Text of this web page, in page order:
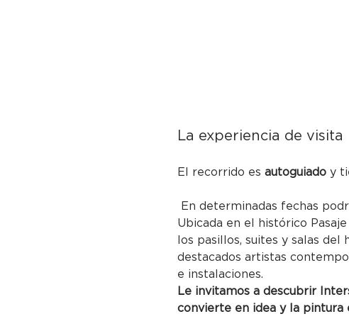
La experiencia de visita
El recorrido es autoguiado y
En determinadas fechas
Ubicada en el histórico
los pasillos, suites y salas
destacados artistas
e instalaciones.
Le invitamos a descubrir
convierte en idea y la pintura